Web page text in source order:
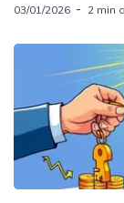
03/01/2026 2 min